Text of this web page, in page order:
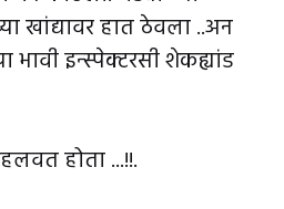
खांद्यावर हात ठेवला ..अन
भावी इन्स्पेक्टरसी शेकह्यांड
होता ...!!.